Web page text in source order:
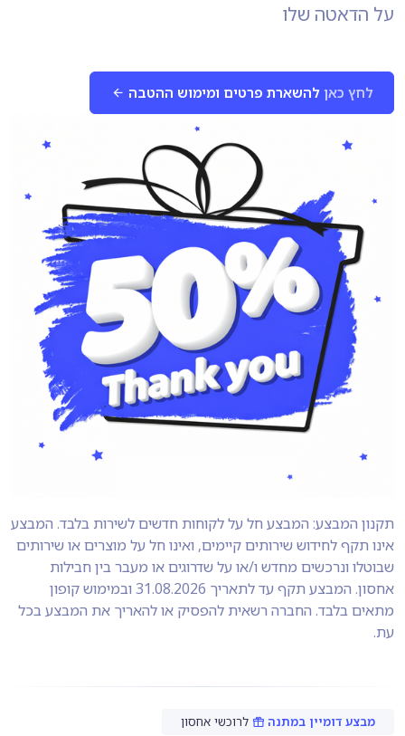
על הדאטה שלו
לחץ כאןלהשארת פרטים ומימוש ההטבה
תקנון המבצע: המבצע חל על לקוחות חדשים לשירות בלבד. המבצע
אינו תקף לחידוש שירותים קיימים, ואינו חל על מוצרים או שירותים
שבוטלו ונרכשים מחדש ו/או על שדרוגים או מעבר בין חבילות
אחסון. המבצע תקף עד לתאריך 31.08.2026 ובמימוש קופון
מתאים בלבד. החברה רשאית להפסיק או להאריך את המבצע בכל
עת.
מבצע דומיין במתנה לרוכשי אחסון